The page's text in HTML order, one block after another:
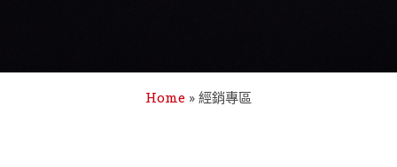
Home » 經銷專區